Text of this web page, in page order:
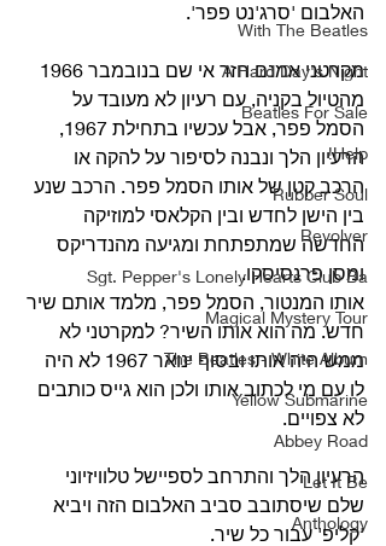
With The Beatles
A Hard Day's Night
Beatles For Sale
Help!
Rubber Soul
Revolver
Sgt. Pepper's Lonely Hearts Club Ba
Magical Mystery Tour
The Beatles - White Album
Yellow Submarine
Abbey Road
Let It Be
Anthology
האלבום 'סרג'נט פפר'.
מהטיול בקניה, עם רעיון לא מעובד על
הסמל פפר, אבל עכשיו בתחילת 1967,
הרעיון הלך ונבנה לסיפור על להקה או
הרכב קטן של אותו הסמל פפר. הרכב שנע
בין הישן לחדש ובין הקלאסי למוזיקה
החדשה שמתפתחת ומגיעה מהנדריקס
ומסן פרנסיסקו.
אותו המנטור, הסמל פפר, מלמד אותם שיר
חדש. מה הוא אותו השיר? למקרטני לא
ממש היה אותו ובסוף ינואר 1967 לא היה
לו עם מי לכתוב אותו ולכן הוא גייס כותבים
לא צפויים.
הרעיון הלך והתרחב לספיישל טלוויזיוני
שלם שיסתובב סביב האלבום הזה ויביא
'קליפ' עבור כל שיר.